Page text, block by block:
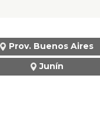
Prov. Buenos Aires
Junín